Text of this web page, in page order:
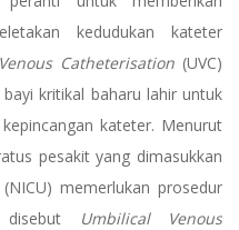
kedudukan kateter
Catheterisation (UVC)
kritikal baharu lahir untuk
kateter. Menurut
pesakit yang dimasukkan
memerlukan prosedur
disebut
Umbilical Venous